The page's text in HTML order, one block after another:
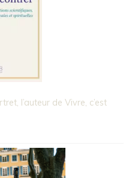
l’auteur de Vivre, c’est